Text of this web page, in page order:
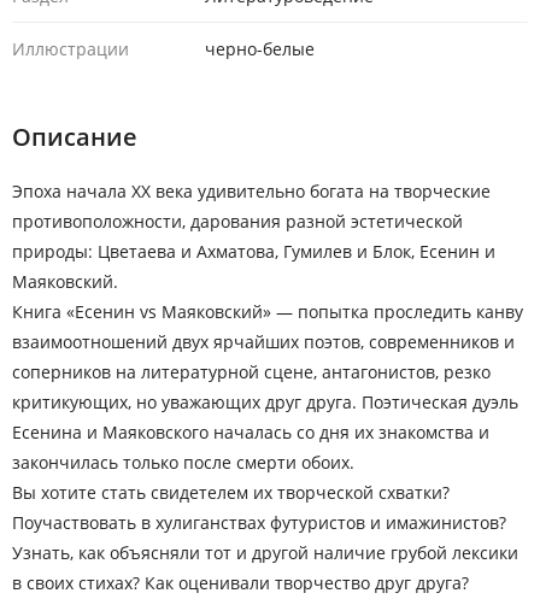
Иллюстрации черно-белые
Описание
Эпоха начала XX века удивительно богата на творческие
противоположности, дарования разной эстетической
природы: Цветаева и Ахматова, Гумилев и Блок, Есенин и
Маяковский.
Книга «Есенин vs Маяковский» — попытка проследить канву
взаимоотношений двух ярчайших поэтов, современников и
соперников на литературной сцене, антагонистов, резко
критикующих, но уважающих друг друга. Поэтическая дуэль
Есенина и Маяковского началась со дня их знакомства и
закончилась только после смерти обоих.
Вы хотите стать свидетелем их творческой схватки?
Поучаствовать в хулиганствах футуристов и имажинистов?
Узнать, как объясняли тот и другой наличие грубой лексики
в своих стихах? Как оценивали творчество друг друга?